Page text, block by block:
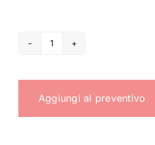
Casse
90
LT
quantità
Aggiungi al preventivo